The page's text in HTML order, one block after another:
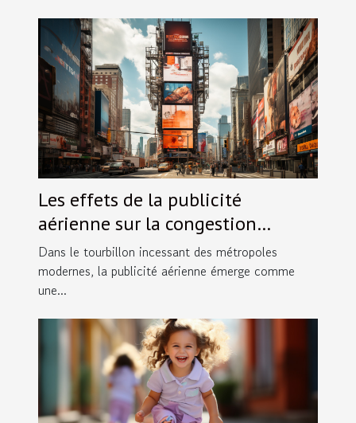
Les effets de la publicité
aérienne sur la congestion
visuelle dans les villes
Dans le tourbillon incessant des métropoles
modernes, la publicité aérienne émerge comme
une...